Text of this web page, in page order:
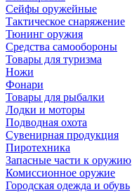
Сейфы оружейные
Тактическое снаряжение
Тюнинг оружия
Средства самообороны
Товары для туризма
Ножи
Фонари
Товары для рыбалки
Лодки и моторы
Подводная охота
Сувенирная продукция
Пиротехника
Запасные части к оружию
Комиссионное оружие
Городская одежда и обувь